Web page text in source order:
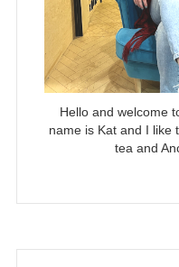
Hello and welcome
name is Kat and I like
tea and